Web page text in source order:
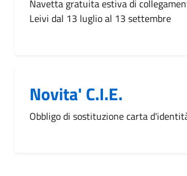
Navetta gratuita estiva di
Leivi dal 13 luglio al 13 settembre
Novita' C.I.E.
Obbligo di sostituzione carta